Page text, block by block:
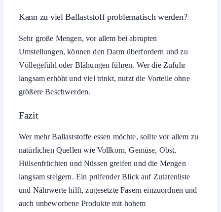
Kann zu viel Ballaststoff problematisch werden?
Sehr große Mengen, vor allem bei abrupten
Umstellungen, können den Darm überfordern und zu
Völlegefühl oder Blähungen führen. Wer die Zufuhr
langsam erhöht und viel trinkt, nutzt die Vorteile ohne
größere Beschwerden.
Fazit
Wer mehr Ballaststoffe essen möchte, sollte vor allem zu
natürlichen Quellen wie Vollkorn, Gemüse, Obst,
Hülsenfrüchten und Nüssen greifen und die Mengen
langsam steigern. Ein prüfender Blick auf Zutatenliste
und Nährwerte hilft, zugesetzte Fasern einzuordnen und
auch unbeworbene Produkte mit hohem